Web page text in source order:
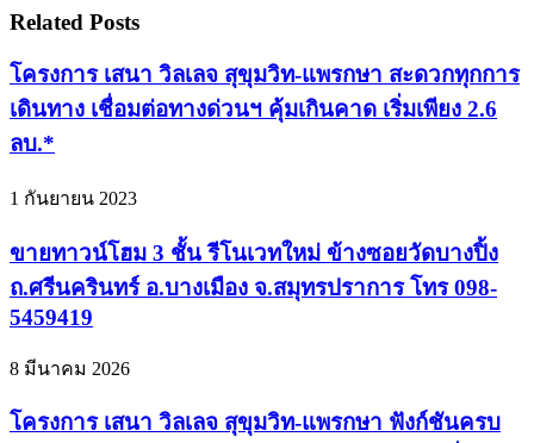
Related Posts
โครงการ เสนา วิลเลจ สุขุมวิท-แพรกษา สะดวกทุกการ
เดินทาง เชื่อมต่อทางด่วนฯ คุ้มเกินคาด เริ่มเพียง 2.6
ลบ.*
1 กันยายน 2023
ขายทาวน์โฮม 3 ชั้น รีโนเวทใหม่ ข้างซอยวัดบางปิ้ง
ถ.ศรีนครินทร์ อ.บางเมือง จ.สมุทรปราการ โทร 098-
5459419
8 มีนาคม 2026
โครงการ เสนา วิลเลจ สุขุมวิท-แพรกษา ฟังก์ชันครบ